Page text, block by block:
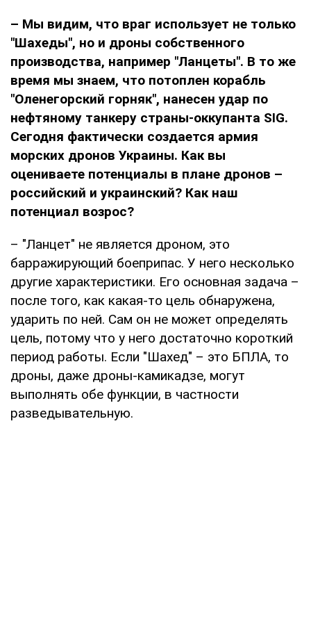
– Мы видим, что враг использует не только
"Шахеды", но и дроны собственного
производства, например "Ланцеты". В то же
время мы знаем, что потоплен корабль
"Оленегорский горняк", нанесен удар по
нефтяному танкеру страны-оккупанта SIG.
Сегодня фактически создается армия
морских дронов Украины. Как вы
оцениваете потенциалы в плане дронов –
российский и украинский? Как наш
потенциал возрос?
– "Ланцет" не является дроном, это
барражирующий боеприпас. У него несколько
другие характеристики. Его основная задача –
после того, как какая-то цель обнаружена,
ударить по ней. Сам он не может определять
цель, потому что у него достаточно короткий
период работы. Если "Шахед" – это БПЛА, то
дроны, даже дроны-камикадзе, могут
выполнять обе функции, в частности
разведывательную.